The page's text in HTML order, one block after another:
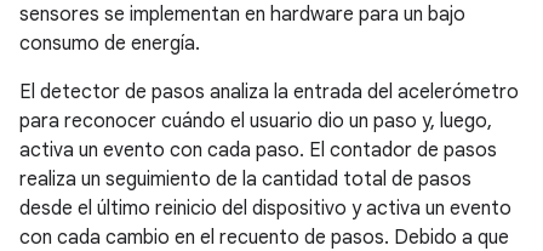
sensores se implementan en hardware para un bajo
consumo de energía.
El detector de pasos analiza la entrada del acelerómetro
para reconocer cuándo el usuario dio un paso y, luego,
activa un evento con cada paso. El contador de pasos
realiza un seguimiento de la cantidad total de pasos
desde el último reinicio del dispositivo y activa un evento
con cada cambio en el recuento de pasos. Debido a que